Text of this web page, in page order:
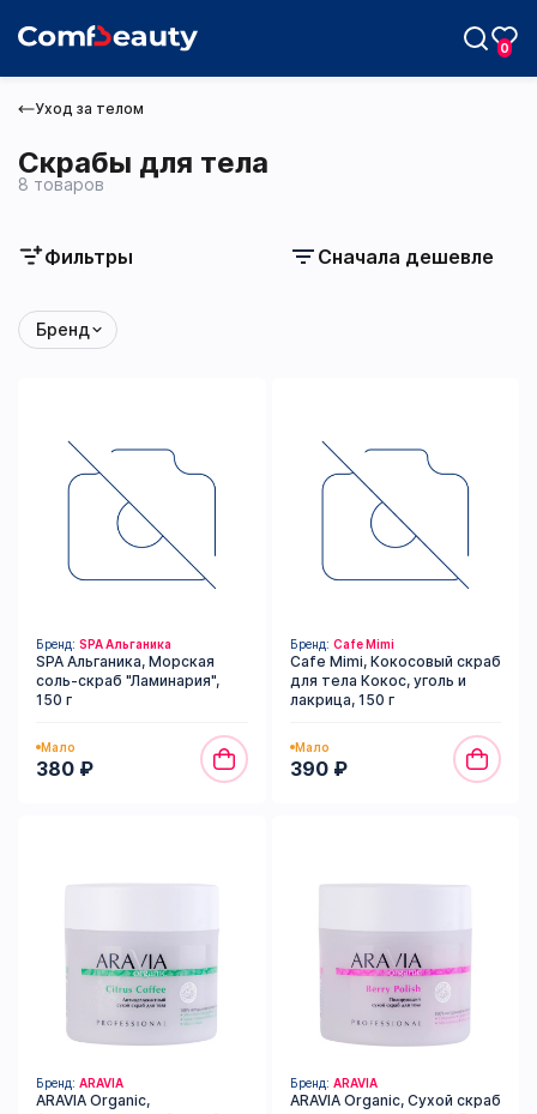
0
Telegram
Уход за телом
Скрабы для тела
8 товаров
Фильтры Сначала дешевле
Бренд
Бренд: SPA Альганика
SPA Альганика, Морская
соль-скраб "Ламинария",
150 г
Мало
380 ₽
Бренд: Cafe Mimi
Cafe Mimi, Кокосовый скраб
для тела Кокос, уголь и
лакрица, 150 г
Мало
390 ₽
Бренд: ARAVIA
ARAVIA Organic,
Бренд: ARAVIA
ARAVIA Organic, Сухой скраб